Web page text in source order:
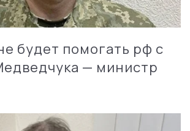
будет помогать рф с
— министр